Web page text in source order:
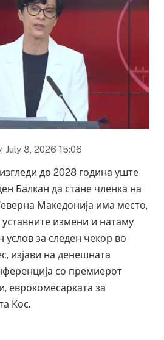
July 8, 2026 15:06
до 2028 година уште
Балкан да стане членка на
Македонија има место,
уставните измени и натаму
услов за следен чекор во
изјави на денешната
со премиерот
еврокомесарката за
Кос.